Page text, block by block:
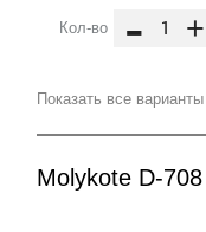
Кол-во - +
Показать все
Molykote D-708